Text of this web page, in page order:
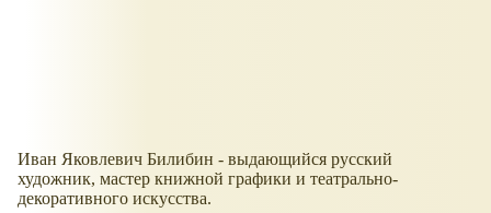
Иван Яковлевич Билибин - выдающийся русский
художник, мастер книжной графики и театрально-
декоративного искусства.